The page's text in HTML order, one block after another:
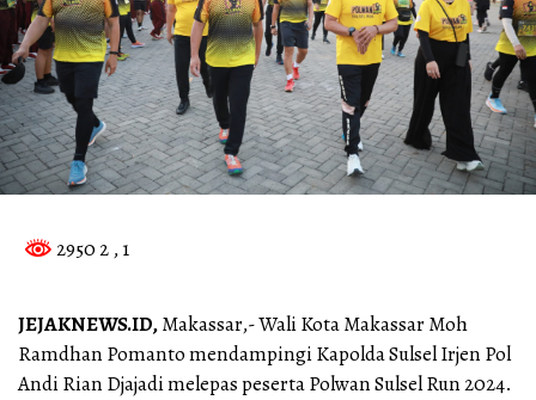
2950 2 , 1
JEJAKNEWS.ID,Makassar,- Wali Kota Makassar Moh
Ramdhan Pomanto mendampingi Kapolda Sulsel Irjen Pol
Andi Rian Djajadi melepas peserta Polwan Sulsel Run 2024.